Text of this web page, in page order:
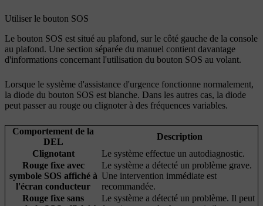
Utiliser le bouton SOS
Le bouton SOS est situé au plafond, sur le côté gauche de la console
au plafond. Une section séparée du manuel contient davantage
d'informations concernant l'utilisation du bouton SOS au volant.
Lorsque le système d'assistance d'urgence fonctionne normalement,
la diode du bouton SOS est blanche. Dans les autres cas, la diode
peut passer au rouge ou clignoter à des fréquences variables.
Comportement de la
DEL
Description
Clignotant
Le système effectue un autodiagnostic.
Rouge fixe avec
symbole SOS affiché à
l'écran conducteur
Le système a détecté un problème grave.
Une intervention immédiate est
recommandée.
Rouge fixe sans
Le système a détecté un problème. Il peut